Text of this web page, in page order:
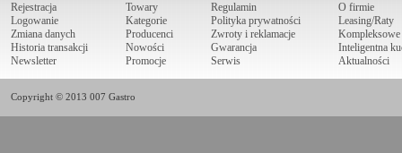
Rejestracja
Logowanie
Zmiana danych
Historia transakcji
Newsletter
Towary
Kategorie
Producenci
Nowości
Promocje
Regulamin
Polityka prywatności
Zwroty i reklamacje
Gwarancja
Serwis
O firmie
Leasing/Raty
Kompleksowe
Inteligentna
Aktualności
Copyright © 2013 007 Gastro